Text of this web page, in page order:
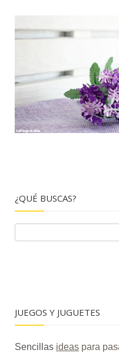
¿QUÉ BUSCAS?
JUEGOS Y JUGUETES
Sencillas ideas para